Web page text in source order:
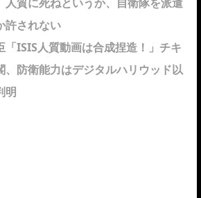
許されない
「ISIS人質動画は合成捏造！」チキ
、防衛能力はデジタルハリウッド以
明